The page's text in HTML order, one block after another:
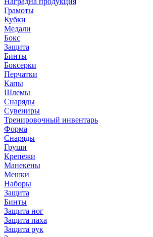
Грамоты
Кубки
Медали
Бокс
Защита
Бинты
Боксерки
Перчатки
Капы
Шлемы
Снаряды
Сувениры
Тренировочный инвентарь
Форма
Снаряды
Груши
Крепежи
Манекены
Мешки
Наборы
Защита
Бинты
Защита ног
Защита паха
Защита рук